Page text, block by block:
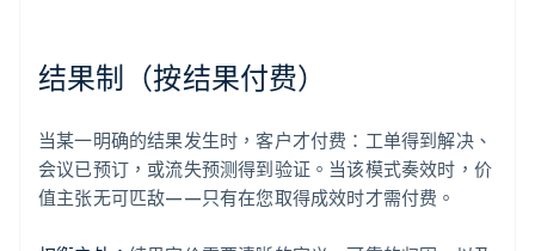
结果制（按结果付费）
当某一明确的结果发生时，客户才付费：工单得到解决、
会议已预订，或流失预测得到验证。当该模式奏效时，价
值主张无可匹敌——只有在您取得成效时才需付费。